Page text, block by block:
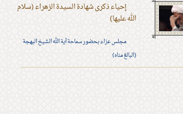
إحياء ذكرى شهادة السيدة الزهراء (سلام
الله عليها)
مجلس عزاء بحضور سماحة آية الله الشيخ البهجة
(البالغ مناه)